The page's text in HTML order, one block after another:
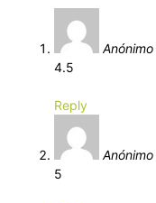
Anónimo
4.5
Reply
Anónimo
5